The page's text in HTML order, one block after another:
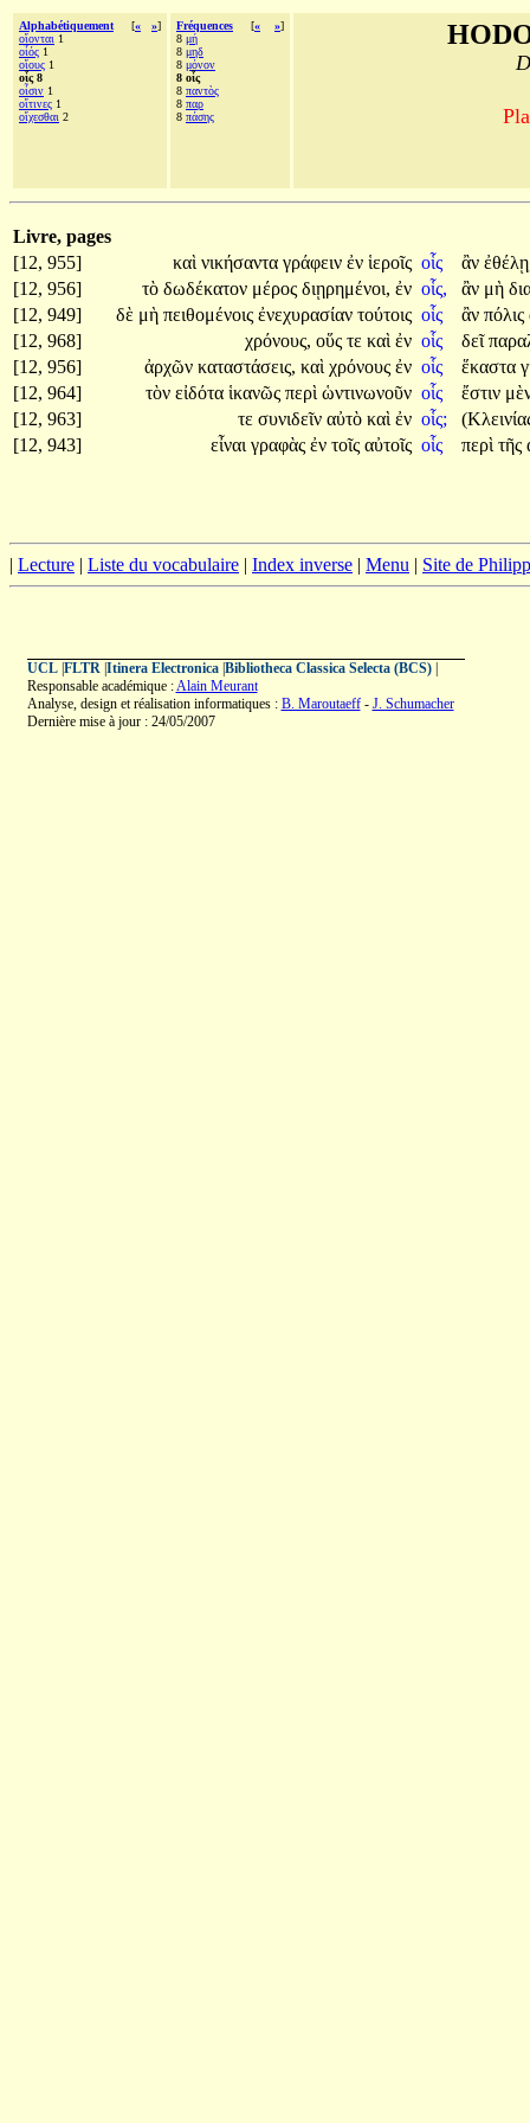
Alphabétiquement [« »]
οἴονται 1
οἷός 1
οἵους 1
οἷς 8
οἷσιν 1
οἵτινες 1
οἴχεσθαι 2
Fréquences [« »]
8 μή
8 μηδ
8 μόνον
8 οἷς
8 παντὸς
8 παρ
8 πάσης
Livre, pages
[12, 955]
καὶ νικήσαντα γράφειν ἐν ἱεροῖς οἷς ἂν
[12, 956]
τὸ δωδέκατον μέρος διῃρημένοι, ἐν οἷς, ἂν μὴ
[12, 949]
δὲ μὴ πειθομένοις ἐνεχυρασίαν τούτοις οἷς ἂν πόλις
[12, 968]
χρόνους, οὕς τε καὶ ἐν οἷς δεῖ
[12, 956]
ἀρχῶν καταστάσεις, καὶ χρόνους ἐν οἷς ἕκαστα
[12, 964]
τὸν εἰδότα ἱκανῶς περὶ ὡντινωνοῦν οἷς ἔστιν
[12, 963]
τε συνιδεῖν αὐτὸ καὶ ἐν οἷς;
[12, 943]
εἶναι γραφὰς ἐν τοῖς αὐτοῖς οἷς περὶ τῆς
| Lecture | Liste du vocabulaire | Index inverse | Menu | Site de
UCL| FLTR| Itinera Electronica| Bibliotheca Classica Selecta (BCS)|
Responsable académique :Alain Meurant
Analyse, design et réalisation informatiques : B. Maroutaeff- J. Schumacher
Dernière mise à jour : 24/05/2007